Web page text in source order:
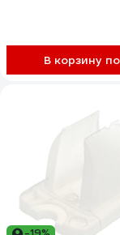
В корзину